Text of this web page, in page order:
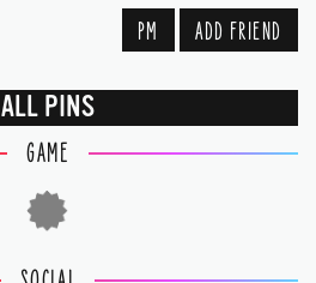
PM ADD FRIEND
ALL PINS
GAME